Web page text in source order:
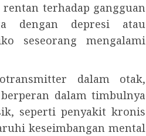
terhadap gangguan
dengan depresi atau
seseorang mengalami
dalam otak,
dalam timbulnya
seperti penyakit kronis
keseimbangan mental